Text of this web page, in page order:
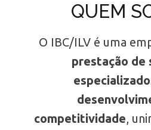
QUEM
O IBC/ILV é uma
prestação de
competitividade,